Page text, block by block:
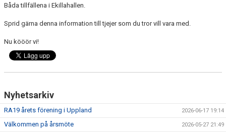
Båda tillfällena i Ekillahallen.
Sprid gärna denna information till tjejer som du tror vill vara med.
Nu kööör vi!
Nyhetsarkiv
RA19 årets förening i Uppland 2026-06-17 19:14
Välkommen på årsmöte 2026-05-27 21:49